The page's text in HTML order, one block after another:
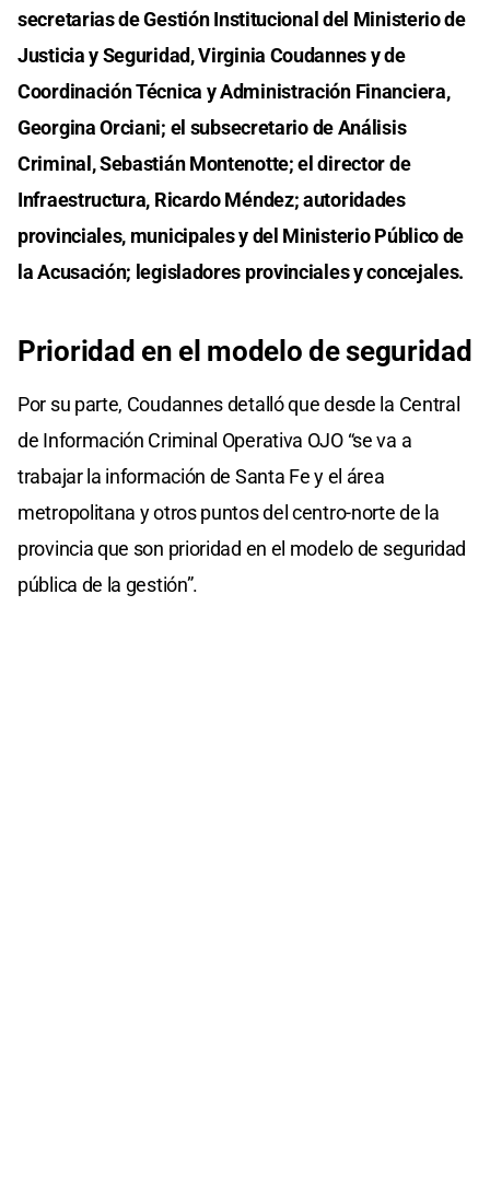
secretarias de Gestión Institucional del Ministerio de
Justicia y Seguridad, Virginia Coudannes y de
Coordinación Técnica y Administración Financiera,
Georgina Orciani; el subsecretario de Análisis
Criminal, Sebastián Montenotte; el director de
Infraestructura, Ricardo Méndez; autoridades
provinciales, municipales y del Ministerio Público de
la Acusación; legisladores provinciales y concejales.
Prioridad en el modelo de seguridad
Por su parte, Coudannes detalló que desde la Central
de Información Criminal Operativa OJO “se va a
trabajar la información de Santa Fe y el área
metropolitana y otros puntos del centro-norte de la
provincia que son prioridad en el modelo de seguridad
pública de la gestión”.